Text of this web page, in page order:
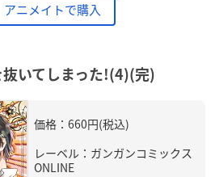
アニメイトで購入
いてしまった!(4)(完)
価格：660円(税込)
レーベル：ガンガンコミックス
ONLINE